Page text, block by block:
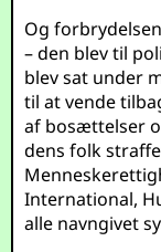
Og
– den blev til
blev sat under
til at vende
af bosættelser
dens folk
International,
alle navngivet